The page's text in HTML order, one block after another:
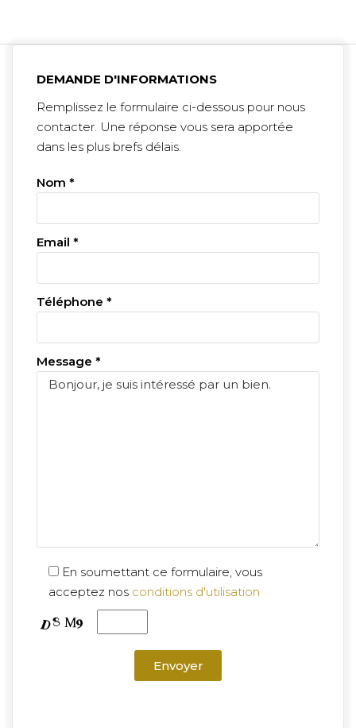
DEMANDE D'INFORMATIONS
Remplissez le formulaire ci-dessous pour nous
contacter. Une réponse vous sera apportée
dans les plus brefs délais.
Nom *
Email *
Téléphone *
Message *
En soumettant ce formulaire, vous
acceptez nos conditions d'utilisation